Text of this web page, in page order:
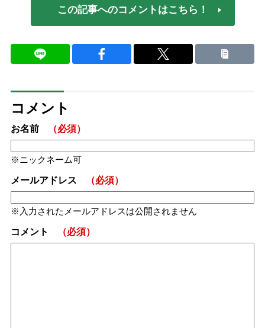
この記事へのコメントはこちら！
コメント
お名前 （必須）
ニックネーム可
メールアドレス （必須）
入力されたメールアドレスは公開されません
コメント （必須）